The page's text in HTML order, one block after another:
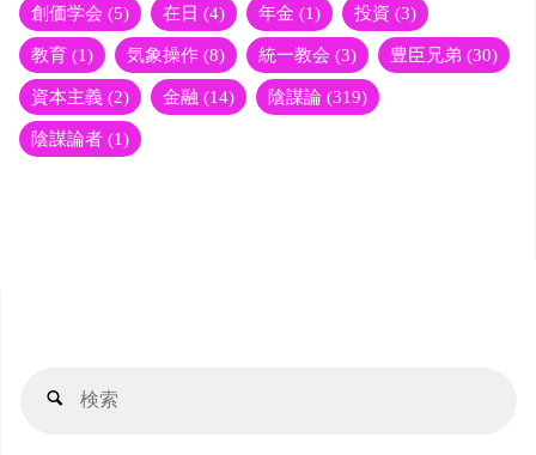
創価学会 (5) 在日 (4) 年金 (1) 投資 (3)
教育 (1) 気象操作 (8) 統一教会 (3) 豊臣兄弟 (30)
資本主義 (2) 金融 (14) 陰謀論 (319)
陰謀論者 (1)
検